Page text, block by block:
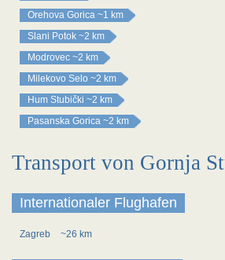
Orehova Gorica ~1 km
Slani Potok ~2 km
Modrovec ~2 km
Milekovo Selo ~2 km
Hum Stubički ~2 km
Pasanska Gorica ~2 km
Transport von Gornja
Internationaler Flughafen
Zagreb ~26 km